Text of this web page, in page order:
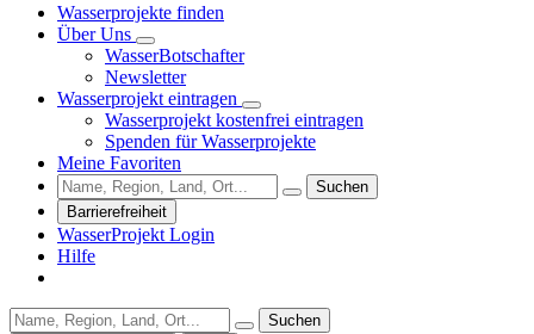
Wasserprojekte finden
Über Uns
WasserBotschafter
Newsletter
Wasserprojekt eintragen
Wasserprojekt kostenfrei eintragen
Spenden für Wasserprojekte
Meine Favoriten
Suchen
Barrierefreiheit
WasserProjekt Login
Hilfe
Suchen